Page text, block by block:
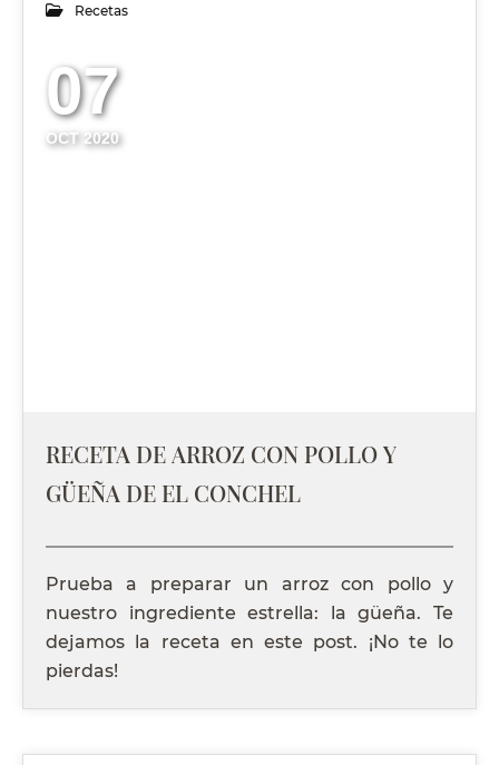
Recetas
07
OCT 2020
RECETA DE ARROZ CON POLLO Y
GÜEÑA DE EL CONCHEL
Prueba a preparar un arroz con pollo y
nuestro ingrediente estrella: la güeña. Te
dejamos la receta en este post. ¡No te lo
pierdas!